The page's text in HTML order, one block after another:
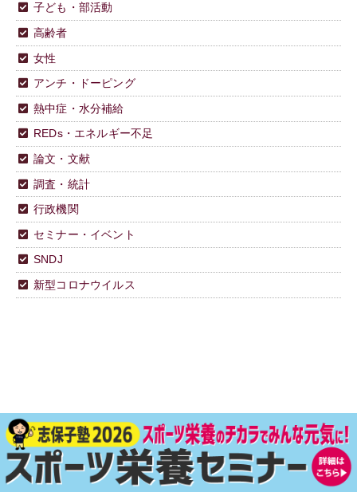
子ども・部活動
高齢者
女性
アンチ・ドーピング
熱中症・水分補給
REDs・エネルギー不足
論文・文献
調査・統計
行政機関
セミナー・イベント
SNDJ
新型コロナウイルス